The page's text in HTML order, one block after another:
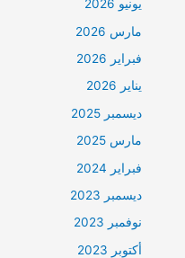
يونيو 2026
مارس 2026
فبراير 2026
يناير 2026
ديسمبر 2025
مارس 2025
فبراير 2024
ديسمبر 2023
نوفمبر 2023
أكتوبر 2023